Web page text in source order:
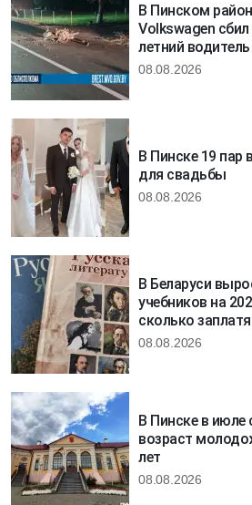
В Пинском
Volkswagen
летний
08.08.2026
В Пинске 19 пар
для свадьбы
08.08.2026
В Беларуси
учебников на
сколько
08.08.2026
В Пинске в июле
возраст
лет
08.08.2026